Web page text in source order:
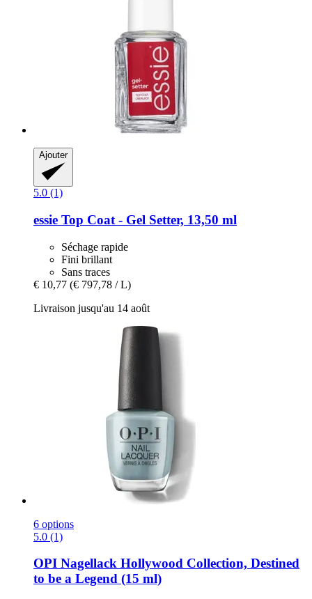
Ajouter
5.0 (1)
essie Top Coat -​ Gel Setter, 13,50 ml
Séchage rapide
Fini brillant
Sans traces
€ 10,77 (€ 797,78 / L)
Livraison jusqu'au 14 août
6 options
5.0 (1)
OPI Nagellack Hollywood Collection, Destined
to be a Legend (15 ml)